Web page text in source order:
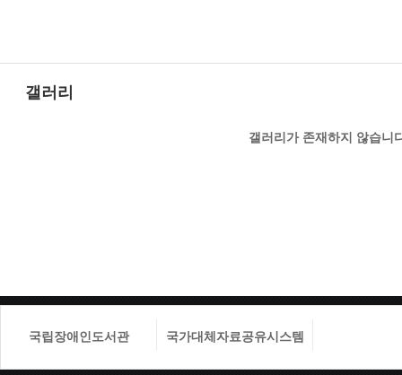
갤러리
갤러리가 존재하지 않습니
국립장애인도서관 국가대체자료공유시스템